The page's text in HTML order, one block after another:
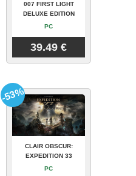
007 FIRST LIGHT
DELUXE EDITION
PC
39.49 €
CLAIR OBSCUR:
EXPEDITION 33
PC
-53%